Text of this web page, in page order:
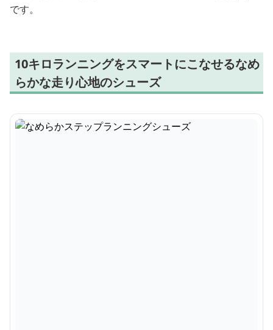
です。
10キロランニングをスマートにこなせるなめ
らかな走り心地のシューズ